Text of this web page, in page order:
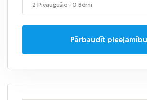
2 Pieaugušie - 0 Bērni
Pārbaudīt pieejamību